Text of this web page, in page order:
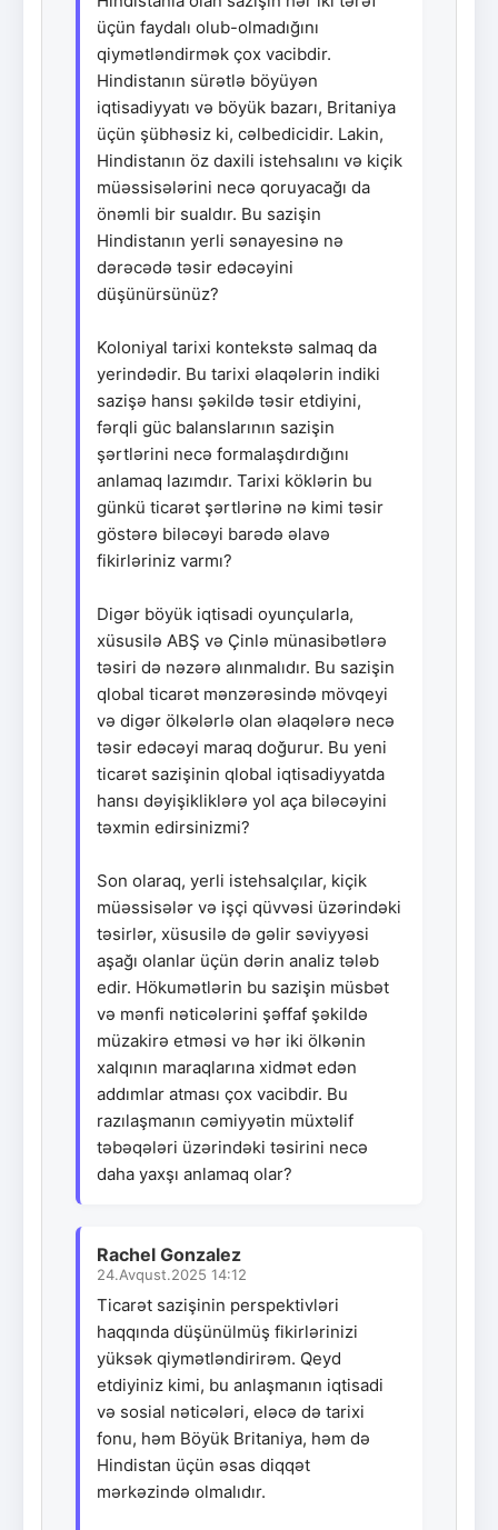
üçün faydalı olub-olmadığını
qiymətləndirmək çox vacibdir.
Hindistanın sürətlə böyüyən
iqtisadiyyatı və böyük bazarı, Britaniya
üçün şübhəsiz ki, cəlbedicidir. Lakin,
Hindistanın öz daxili istehsalını və kiçik
müəssisələrini necə qoruyacağı da
önəmli bir sualdır. Bu sazişin
Hindistanın yerli sənayesinə nə
dərəcədə təsir edəcəyini
düşünürsünüz?
Koloniyal tarixi kontekstə salmaq da
yerindədir. Bu tarixi əlaqələrin indiki
sazişə hansı şəkildə təsir etdiyini,
fərqli güc balanslarının sazişin
şərtlərini necə formalaşdırdığını
anlamaq lazımdır. Tarixi köklərin bu
günkü ticarət şərtlərinə nə kimi təsir
göstərə biləcəyi barədə əlavə
fikirləriniz varmı?
Digər böyük iqtisadi oyunçularla,
xüsusilə ABŞ və Çinlə münasibətlərə
təsiri də nəzərə alınmalıdır. Bu sazişin
qlobal ticarət mənzərəsində mövqeyi
və digər ölkələrlə olan əlaqələrə necə
təsir edəcəyi maraq doğurur. Bu yeni
ticarət sazişinin qlobal iqtisadiyyatda
hansı dəyişikliklərə yol aça biləcəyini
təxmin edirsinizmi?
Son olaraq, yerli istehsalçılar, kiçik
müəssisələr və işçi qüvvəsi üzərindəki
təsirlər, xüsusilə də gəlir səviyyəsi
aşağı olanlar üçün dərin analiz tələb
edir. Hökumətlərin bu sazişin müsbət
və mənfi nəticələrini şəffaf şəkildə
müzakirə etməsi və hər iki ölkənin
xalqının maraqlarına xidmət edən
addımlar atması çox vacibdir. Bu
razılaşmanın cəmiyyətin müxtəlif
təbəqələri üzərindəki təsirini necə
daha yaxşı anlamaq olar?
Rachel Gonzalez
24.Avqust.2025 14:12
Ticarət sazişinin perspektivləri
haqqında düşünülmüş fikirlərinizi
yüksək qiymətləndirirəm. Qeyd
etdiyiniz kimi, bu anlaşmanın iqtisadi
və sosial nəticələri, eləcə də tarixi
fonu, həm Böyük Britaniya, həm də
Hindistan üçün əsas diqqət
mərkəzində olmalıdır.